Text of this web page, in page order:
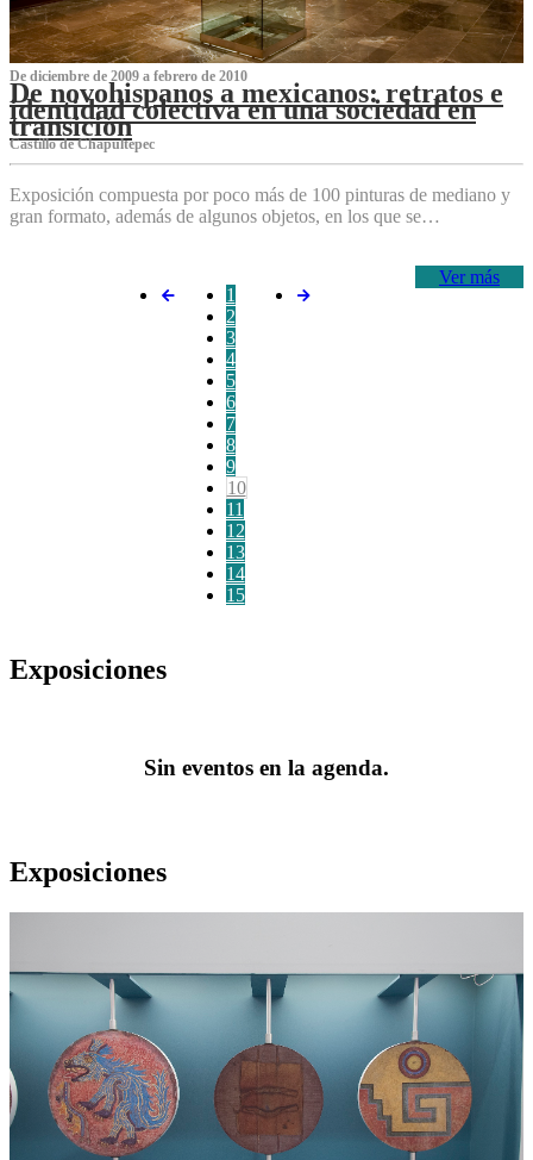
De diciembre de 2009 a febrero de 2010
De novohispanos a mexicanos: retratos e
identidad colectiva en una sociedad en
transición
Castillo de Chapultepec
Exposición compuesta por poco más de 100 pinturas de mediano y
gran formato, además de algunos objetos, en los que se…
Ver más
1
2
3
4
5
6
7
8
9
10
11
12
13
14
15
Exposiciones
Sin eventos en la agenda.
Exposiciones